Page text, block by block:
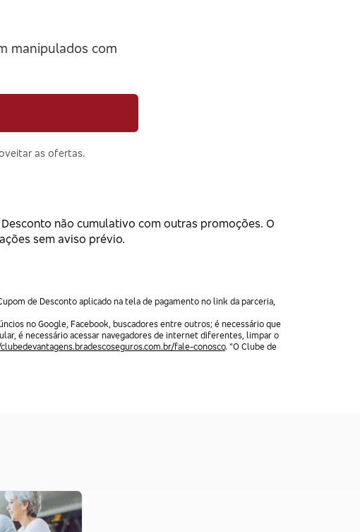
manipulados com
as ofertas.
não cumulativo com outras promoções. O
sem aviso prévio.
de Desconto aplicado na tela de pagamento no link da parceria,
no Google, Facebook, buscadores entre outros; é necessário que
é necessário acessar navegadores de internet diferentes, limpar o
fale-conosco. “O Clube de